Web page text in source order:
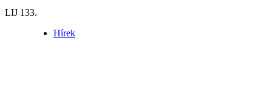
LIJ 133.
Hírek